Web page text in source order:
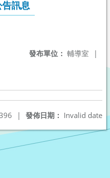
告訊息
發布單位： 輔導室 |
發佈日期： Invalid date
|